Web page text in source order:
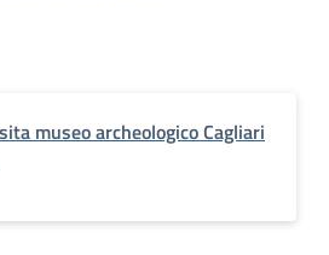
museo archeologico Cagliari